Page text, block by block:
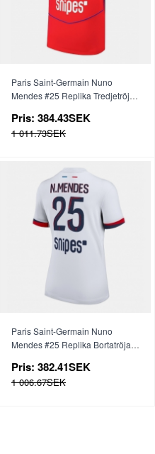
Paris Saint-Germain Nuno
Mendes #25 Replika Tredjetröja
Pris: 384.43SEK
1 011.73SEK
Paris Saint-Germain Nuno
Mendes #25 Replika Bortatröja
Pris: 382.41SEK
1 006.67SEK